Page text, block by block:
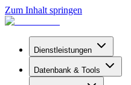
Zum Inhalt springen
Dienstleistungen
Datenbank & Tools